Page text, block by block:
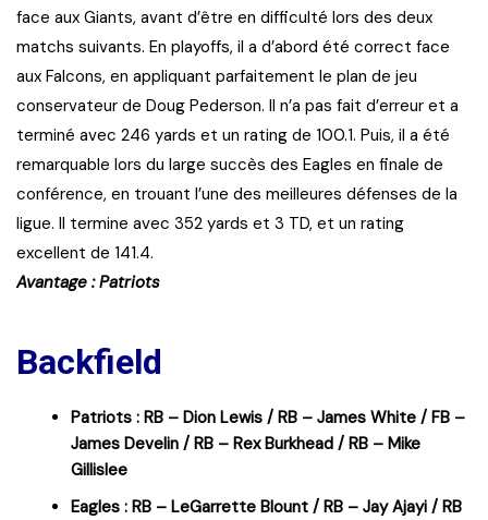
face aux Giants, avant d’être en difficulté lors des deux
matchs suivants. En playoffs, il a d’abord été correct face
aux Falcons, en appliquant parfaitement le plan de jeu
conservateur de Doug Pederson. Il n’a pas fait d’erreur et a
terminé avec 246 yards et un rating de 100.1. Puis, il a été
remarquable lors du large succès des Eagles en finale de
conférence, en trouant l’une des meilleures défenses de la
ligue. Il termine avec 352 yards et 3 TD, et un rating
excellent de 141.4.
Avantage : Patriots
Backfield
Patriots : RB – Dion Lewis / RB – James White / FB –
James Develin / RB – Rex Burkhead / RB – Mike
Gillislee
Eagles : RB – LeGarrette Blount / RB – Jay Ajayi / RB